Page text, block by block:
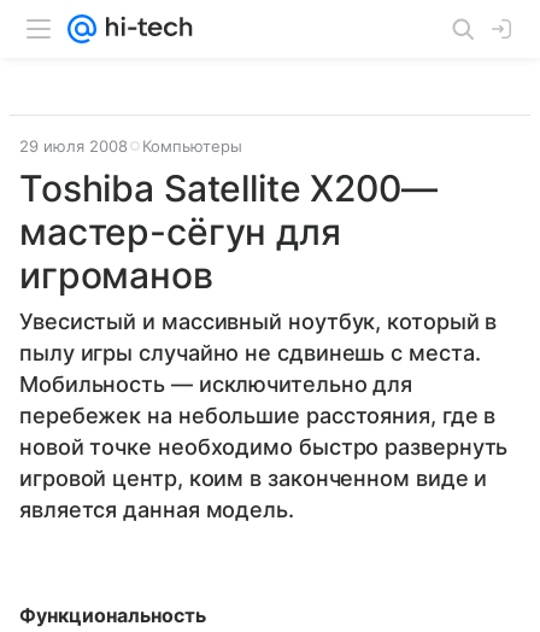
29 июля 2008 Компьютеры
Toshiba Satellite X200—
мастер-сёгун для
игроманов
Увесистый и массивный ноутбук, который в
пылу игры случайно не сдвинешь с места.
Мобильность — исключительно для
перебежек на небольшие расстояния, где в
новой точке необходимо быстро развернуть
игровой центр, коим в законченном виде и
является данная модель.
Функциональность